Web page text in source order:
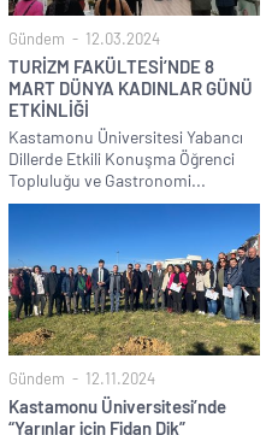
Gündem 12.03.2024
TURİZM FAKÜLTESİ’NDE 8
MART DÜNYA KADINLAR GÜNÜ
ETKİNLİĞİ
Kastamonu Üniversitesi Yabancı
Dillerde Etkili Konuşma Öğrenci
Topluluğu ve Gastronomi...
Gündem 12.11.2024
Kastamonu Üniversitesi’nde
“Yarınlar için Fidan Dik”